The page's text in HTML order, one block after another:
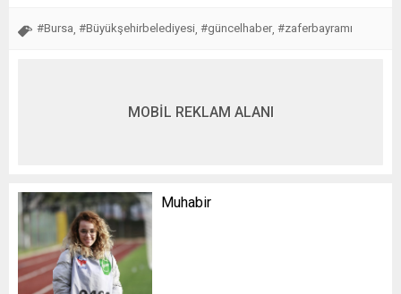
#Bursa #Büyükşehirbelediyesi #güncelhaber #zaferbayramı
MOBİL REKLAM ALANI
Muhabir